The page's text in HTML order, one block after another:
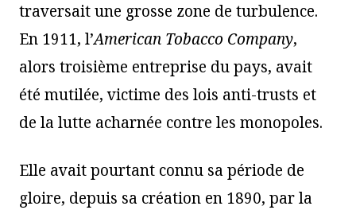
traversait une grosse zone de turbulence.
En 1911, l’American Tobacco Company,
alors troisième entreprise du pays, avait
été mutilée, victime des lois anti-trusts et
de la lutte acharnée contre les monopoles.
Elle avait pourtant connu sa période de
gloire, depuis sa création en 1890, par la